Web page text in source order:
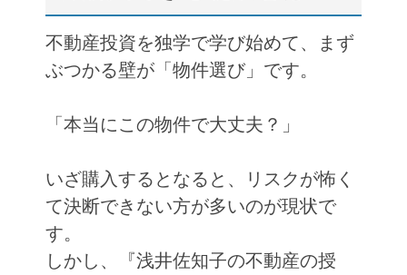
不動産投資を独学で学び始めて、まず
ぶつかる壁が「物件選び」です。
「本当にこの物件で大丈夫？」
いざ購入するとなると、リスクが怖く
て決断できない方が多いのが現状で
す。
しかし、『浅井佐知子の不動産の授